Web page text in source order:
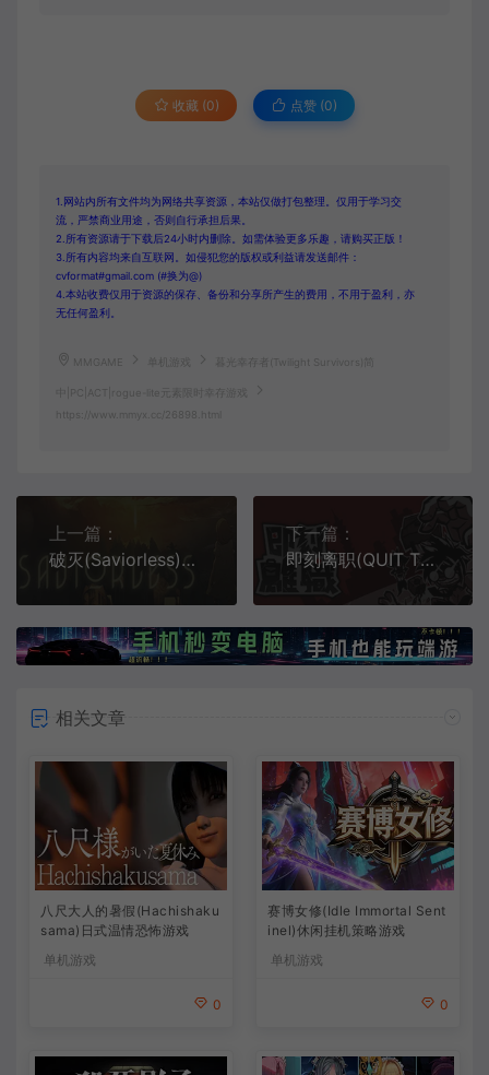
收藏 (0) 点赞 (0)
1.网站内所有文件均为网络共享资源，本站仅做打包整理。仅用于学习交
流，严禁商业用途，否则自行承担后果。
2.所有资源请于下载后24小时内删除。如需体验更多乐趣，请购买正版！
3.所有内容均来自互联网。如侵犯您的版权或利益请发送邮件：
cvformat#gmail.com (#换为@)
4.本站收费仅用于资源的保存、备份和分享所产生的费用，不用于盈利，亦
无任何盈利。
MMGAME 暮光幸存者(Twilight Survivors)简
中|PC|ACT|rogue-lite元素限时幸存游戏
https://www.mmyx.cc/26898.html
上一篇：
破灭(Saviorless)横版暗黑风幻想平台动作游戏|下载
下一篇：
即刻离职(QUIT TODAY)横版肉鸽职场动作游戏|下载
相关文章
八尺大人的暑假(Hachishaku
sama)日式温情恐怖游戏
单机游戏
0
赛博女修(Idle Immortal Sent
inel)休闲挂机策略游戏
单机游戏
0